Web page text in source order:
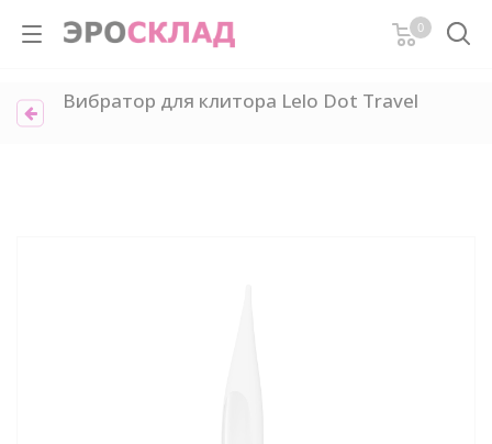
0
Вибратор для клитора Lelo Dot Travel